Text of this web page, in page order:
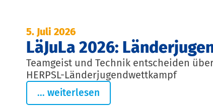
5. Juli 2026
LäJuLa 2026:
Teamgeist und Technik entscheiden
HERPSL-Länderjugendwettkampf
... weiterlesen